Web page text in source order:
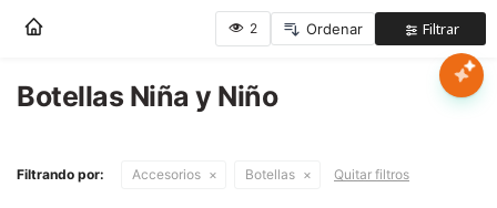
Nota:
este
web
incluye
de
Botellas Niña y Niño
Filtrando por: Accesorios Botellas Quitar filtros
Mujer
Hombre